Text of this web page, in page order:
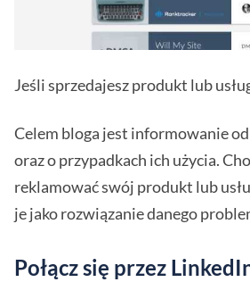
Jeśli sprzedajesz produkt lub
Celem bloga jest informowanie
oraz o przypadkach ich użycia.
reklamować swój produkt lub
je jako rozwiązanie danego
Połącz się przez